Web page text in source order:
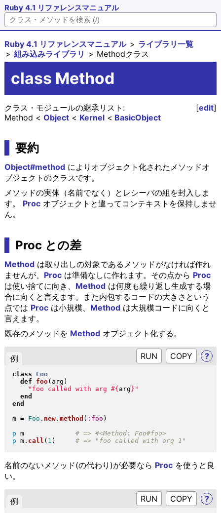
Ruby 4.1 リファレンスマニュアル
Ruby 4.1 リファレンスマニュアル
ライブラリ一覧
組み込みライブラリ
Methodクラス
class Method
[edit]
クラス・モジュールの継承リスト:
BasicObject
Kernel
Object
Method
要約
Object#methodによりオブジェクト化されたメソッドオ
ブジェクトのクラスです。
メソッドの実体（名前でなく）とレシーバの組を封入しま
す。 Procオブジェクトと違ってコンテキストを保持しませ
ん。
Proc との差
Methodは取り出しの対象であるメソッドがなければ作れ
ませんが、 Procは準備なしに作れます。その点から Proc
は使い捨てに向き、 Methodは何度も繰り返し生成する場
合に向くと言えます。また内包するコードの大きさという
点では Procは小規模、 Methodは大規模コードに向くと
言えます。
既存のメソッドを Methodオブジェクト化する。
例 RUN ?
class
Foo
def
foo( arg )
" foo called with arg #{ arg } "
end
end
m = Foo . new. method ( :foo )
p m
p m. call ( 1 )
名前のないメソッド(の代わり)が必要なら Procを使うと良
い。
例 RUN ?